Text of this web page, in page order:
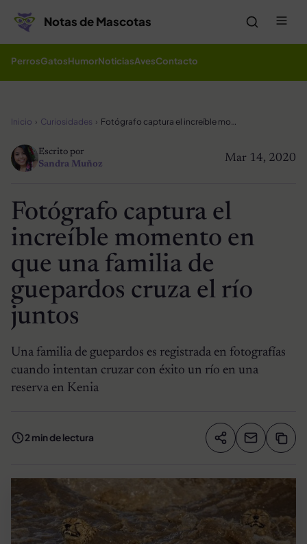
Notas de Mascotas
PerrosGatosHumorNoticiasAvesContacto
Inicio Curiosidades Fotógrafo captura el increíble momento en que una familia de guepardos cruza el río juntos
Mar 14, 2020
Escrito por
Sandra Muñoz
Fotógrafo captura el
increíble momento en
que una familia de
guepardos cruza el río
juntos
Una familia de guepardos es registrada en fotografías
cuando intentan cruzar con éxito un río en una
reserva en Kenia
2 min de lectura Compartir